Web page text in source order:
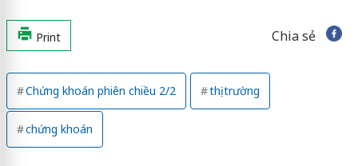
Print Chia sẻ
Chứng khoán phiên chiều 2/2 thị trường
chứng khoán